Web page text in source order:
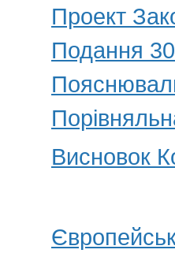
Проект
Подання
Висновок